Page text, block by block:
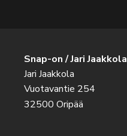
Snap-on / Jari Jaakkola
Jari Jaakkola
Vuotavantie 254
32500 Oripää